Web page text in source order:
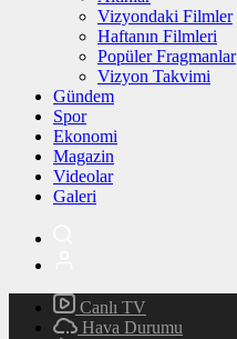
Vizyondaki Filmler
Haftanın Filmleri
Popüler Fragmanlar
Vizyon Takvimi
Gündem
Spor
Ekonomi
Magazin
Videolar
Galeri
Canlı TV
Hava Durumu